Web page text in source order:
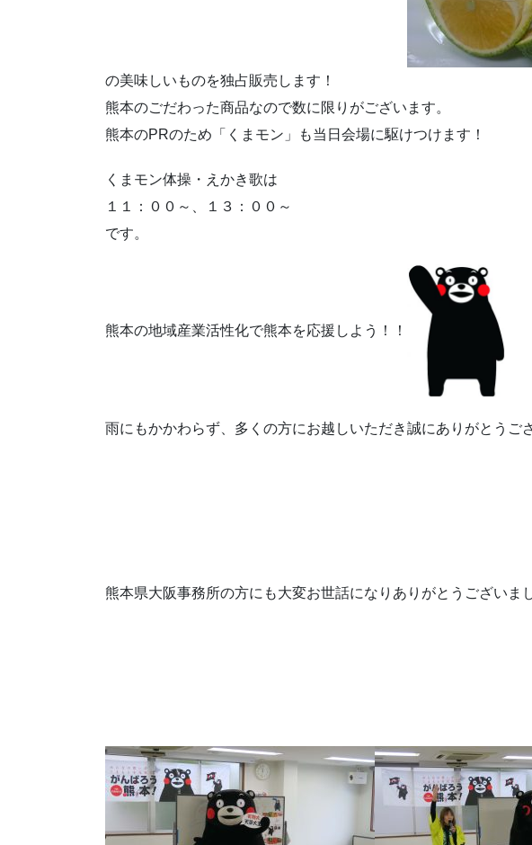
の美味しいものを独占販売します！
熊本のごだわった商品なので数に限りがございます。
熊本のPRのため「くまモン」も当日会場に駆けつけます！
くまモン体操・えかき歌は
１１：００～、１３：００～
です。
熊本の地域産業活性化で熊本を応援しよう！！
雨にもかかわらず、多くの方にお越しいただき誠にありがとうご
熊本県大阪事務所の方にも大変お世話になりありがとうございま